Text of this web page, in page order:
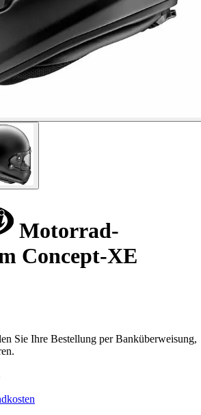
Motorrad-
Concept-XE
Sie Ihre Bestellung per Banküberweisung,